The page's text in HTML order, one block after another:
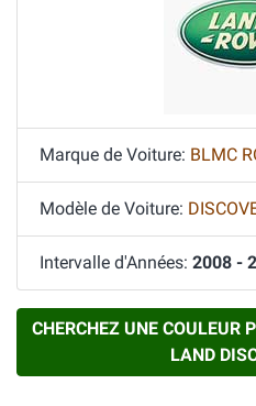
Marque de Voiture: BLMC
Modèle de Voiture:
Intervalle d'Années: 2008 -
CHERCHEZ UNE COULEUR
LAND